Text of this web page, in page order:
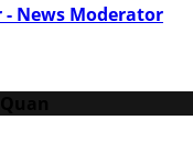
- News Moderator